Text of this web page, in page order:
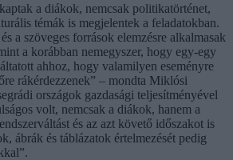
a diákok, nemcsak politikatörténet,
témák is megjelentek a feladatokban.
a szöveges források elemzésre alkalmasak
a korábban nemegyszer, hogy egy-egy
ahhoz, hogy valamilyen eseményre
rákérdezzenek” – mondta Miklósi
országok gazdasági teljesítményével
volt, nemcsak a diákok, hanem a
és az azt követő időszakot is
ábrák és táblázatok értelmezését pedig